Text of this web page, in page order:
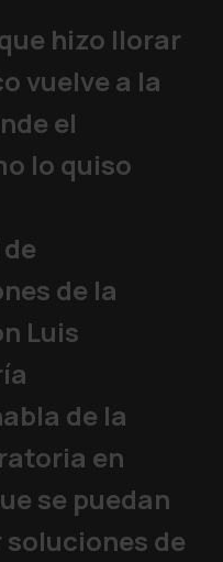
hizo llorar
vuelve a la
el
lo quiso
de la
Luis
de la
en
se puedan
de